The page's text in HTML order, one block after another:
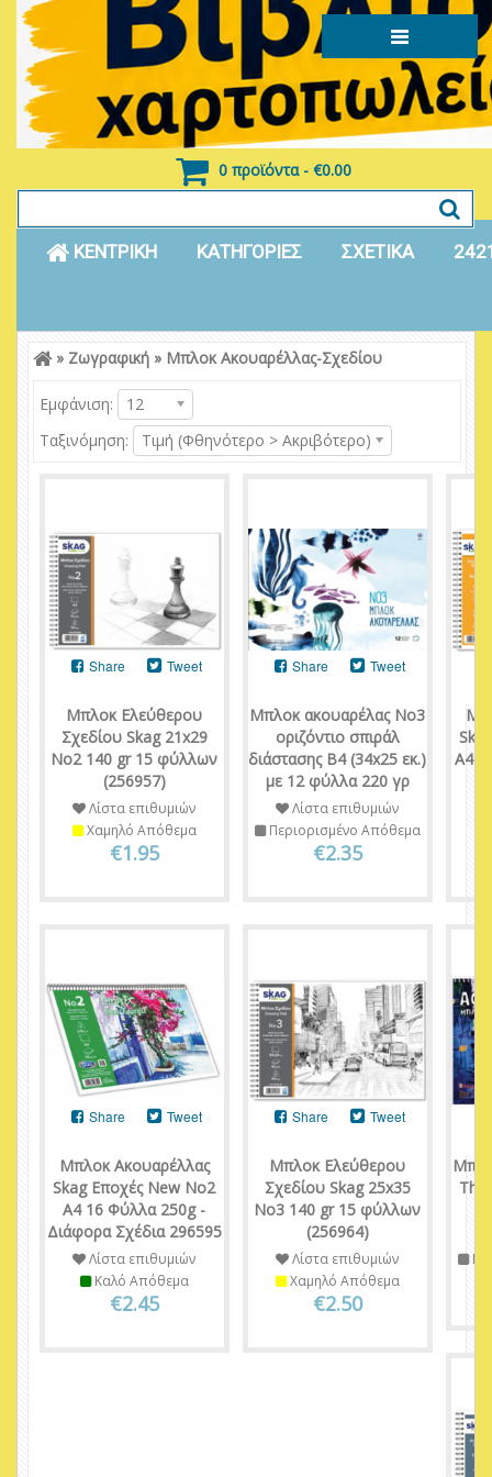
0 προϊόντα - €0.00
ΚΕΝΤΡΙΚΗ ΚΑΤΗΓΟΡΙΕΣ ΣΧΕΤΙΚΑ
Είσοδος Εγγραφή
» Ζωγραφική» Μπλοκ Ακουαρέλλας-Σχεδίου
Εμφάνιση:
12
Ταξινόμηση:
Τιμή (Φθηνότερο > Ακριβότερο)
Μπλοκ Ελεύθερου
Σχεδίου Skag 21x29
No2 140 gr 15 φύλλων
(256957)
Share Tweet
Λίστα επιθυμιών
Χαμηλό Απόθεμα
€1.95
Μπλοκ ακουαρέλας Νο3
οριζόντιο σπιράλ
διάστασης Β4 (34x25 εκ.)
με 12 φύλλα 220 γρ
Share Tweet
Λίστα επιθυμιών
Περιορισμένο Απόθεμα
€2.35
Α4
Μπλοκ Ακουαρέλλας
Skag Εποχές New Νο2
Α4 16 Φύλλα 250g -
Διάφορα Σχέδια 296595
Share Tweet
Λίστα επιθυμιών
Καλό Απόθεμα
€2.45
Μπλοκ Ελεύθερου
Σχεδίου Skag 25x35
No3 140 gr 15 φύλλων
(256964)
Share Tweet
Λίστα επιθυμιών
Χαμηλό Απόθεμα
€2.50